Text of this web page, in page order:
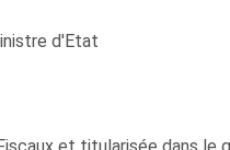
d'Etat